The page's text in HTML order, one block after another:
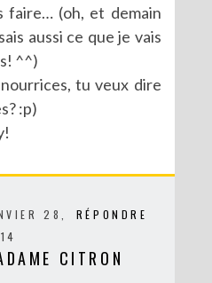
faire… (oh, et demain
aussi ce que je vais
^^)
tu veux dire
:p)
RÉPONDRE
28,
CITRON